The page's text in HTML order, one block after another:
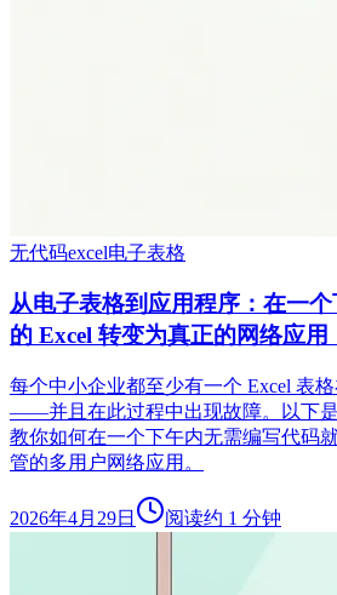
无代码excel电子表格
从电子表格到应用程序：在一
的 Excel 转变为真正的网络应用
每个中小企业都至少有一个 Excel 表
——并且在此过程中出现故障。以下是
教你如何在一个下午内无需编写代码
管的多用户网络应用。
2026年4月29日 阅读约 1 分钟